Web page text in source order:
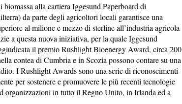
alla cartiera Iggesund Paperboard di
da parte degli agricoltori locali garantisce una
al milione e mezzo di sterline all’industria agricola
a questa nuova iniziativa, per la quale Iggesund
il premio Rushlight Bioenergy Award, circa 200
contea di Cumbria e in Scozia possono contare su una
I Rushlight Awards sono una serie di riconoscimenti
per sostenere e promuovere le più recenti tecnologie
organizzazioni in tutto il Regno Unito, in Irlanda ed a